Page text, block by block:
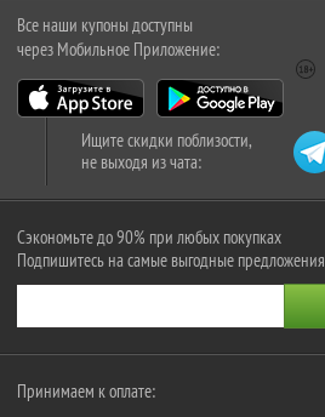
Все наши купоны доступны
через Мобильное Приложение:
Ищите скидки поблизости,
не выходя из чата:
Сэкономьте до 90% при любых покупках
Подпишитесь на самые выгодные предложения
Принимаем к оплате: